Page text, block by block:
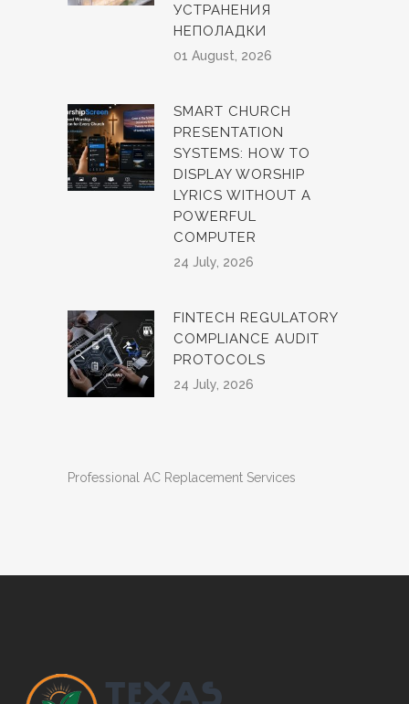
УСТРАНЕНИЯ
НЕПОЛАДКИ
01 August, 2026
SMART CHURCH
PRESENTATION
SYSTEMS: HOW TO
DISPLAY WORSHIP
LYRICS WITHOUT A
POWERFUL
COMPUTER
24 July, 2026
FINTECH REGULATORY
COMPLIANCE AUDIT
PROTOCOLS
24 July, 2026
Professional AC Replacement Services